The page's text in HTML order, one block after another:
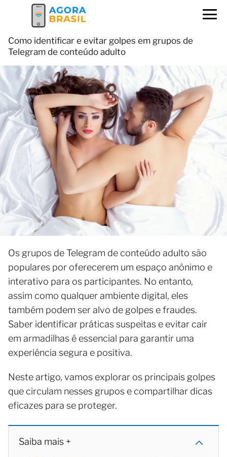
Como identificar e evitar golpes em grupos de
Telegram de conteúdo adulto
Os grupos de Telegram de conteúdo adulto são
populares por oferecerem um espaço anônimo e
interativo para os participantes. No entanto,
assim como qualquer ambiente digital, eles
também podem ser alvo de golpes e fraudes.
Saber identificar práticas suspeitas e evitar cair
em armadilhas é essencial para garantir uma
experiência segura e positiva.
Neste artigo, vamos explorar os principais golpes
que circulam nesses grupos e compartilhar dicas
eficazes para se proteger.
Saiba mais +